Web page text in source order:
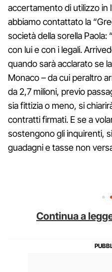
accertamento di utilizzo in
abbiamo contattato la
società della sorella
con lui e con i legali.
quando sarà acclarato se
Monaco – da cui peraltro
da 2,7 milioni, previo
sia fittizia o meno, si
contratti firmati. E se a
sostengono gli inquirenti,
guadagni e tasse non
Continua a